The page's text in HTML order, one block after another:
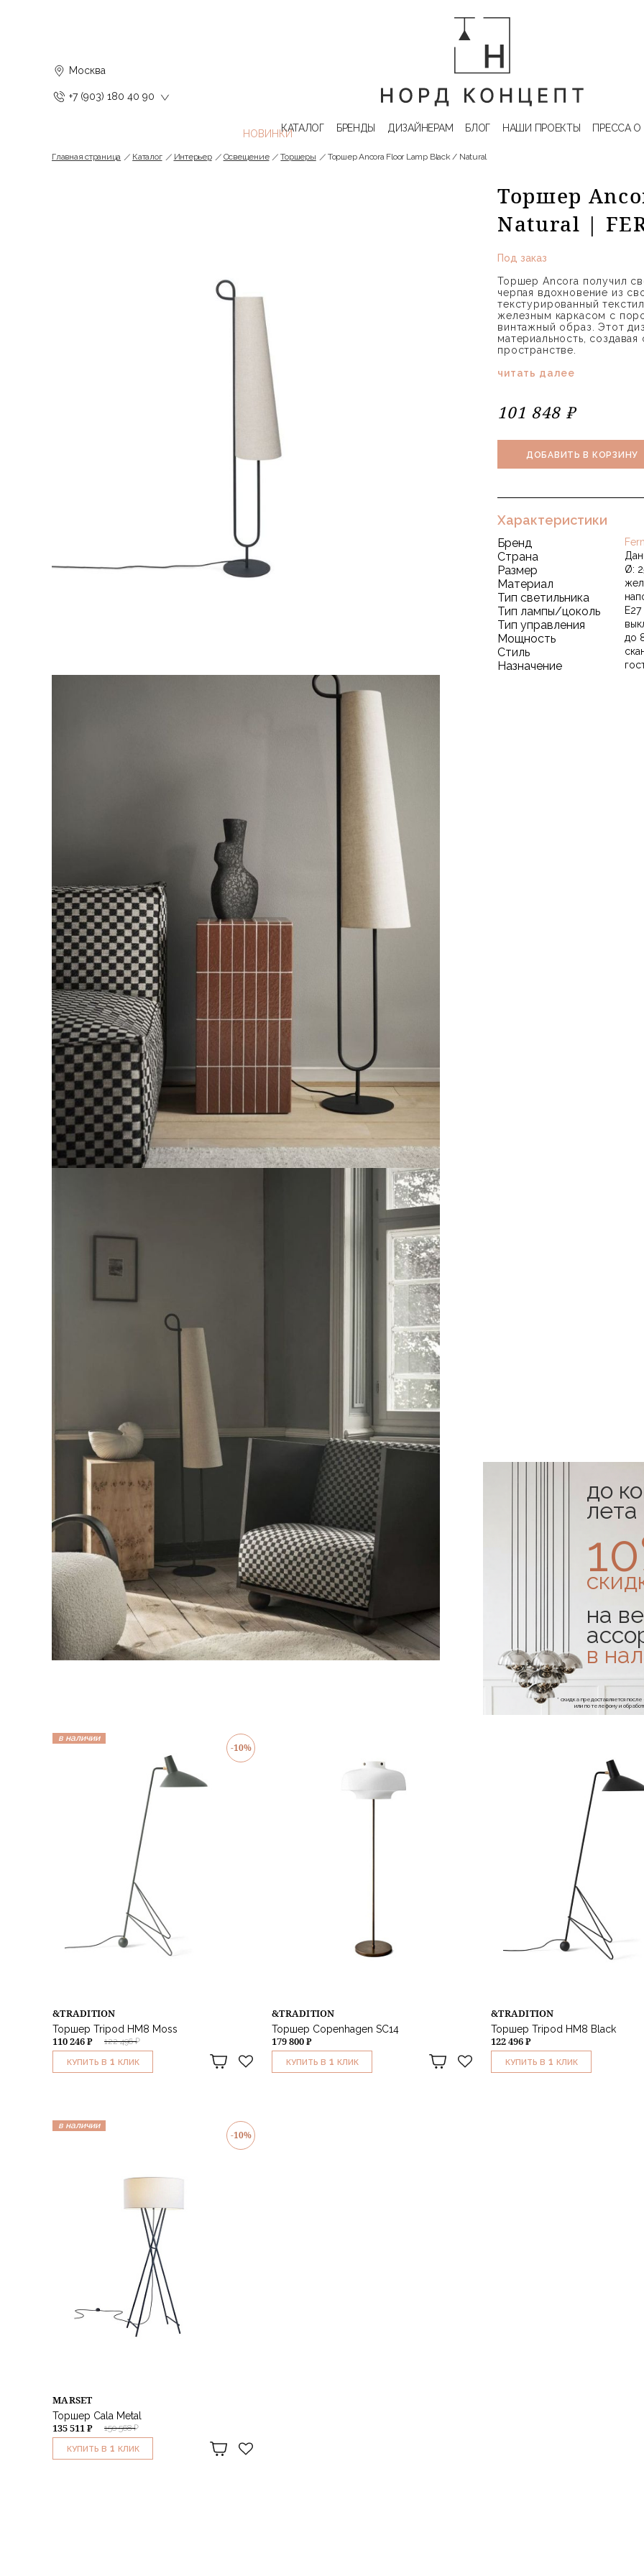
Москва
+7 (903) 180 40 90
КАТАЛОГ БРЕНДЫ ДИЗАЙНЕРАМ БЛОГ НАШИ ПРОЕКТЫ ПРЕССА О
Главная страница Каталог Интерьер Освещение Торшеры Торшер Ancora Floor Lamp Black / Natural
Торшер
Natural |
Под заказ
Торшер Ancora получил
черпая вдохновение из
текстурированный
железным каркасом с
винтажный образ. Этот
материальность,
пространстве.
читать далее
101 848 ₽
ДОБАВИТЬ В КОРЗИНУ
Характеристики
Бренд
Страна
Размер Ø:
Материал
Тип светильника
Тип лампы/цоколь E27
Тип управления
Мощность до
Стиль
Назначение
в наличии
-10%
&TRADITION
Торшер Tripod HM8 Moss
122 496 ₽
110 246 ₽
КУПИТЬ В 1 КЛИК
&TRADITION
Торшер Copenhagen SC14
179 800 ₽
КУПИТЬ В 1 КЛИК
&TRADITION
Торшер Tripod HM8 Black
122 496 ₽
КУПИТЬ В 1 КЛИК
в наличии
-10%
MARSET
Торшер Cala Metal
150 568 ₽
135 511 ₽
КУПИТЬ В 1 КЛИК
до
лета
на
в
* скидка предоставляется
или по телефону и